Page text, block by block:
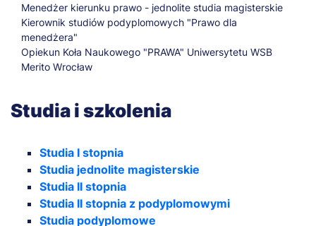
Menedżer kierunku prawo - jednolite studia magisterskie
Kierownik studiów podyplomowych "Prawo dla
menedżera"
Opiekun Koła Naukowego "PRAWA" Uniwersytetu WSB
Merito Wrocław
Studia i szkolenia
Studia I stopnia
Studia jednolite magisterskie
Studia II stopnia
Studia II stopnia z podyplomowymi
Studia podyplomowe